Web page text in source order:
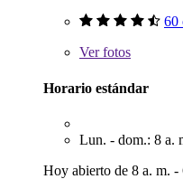
60
Verfotos
Horario estándar
Lun. - dom.: 8 a.
Hoy abierto de 8 a. m. -